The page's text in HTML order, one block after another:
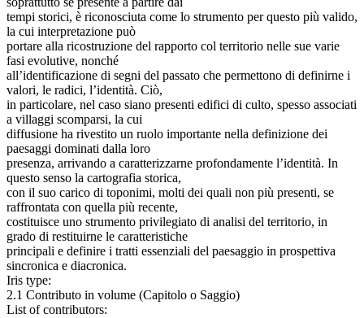
tempi storici, è riconosciuta come lo strumento per questo più valido,
la cui interpretazione può
portare alla ricostruzione del rapporto col territorio nelle sue varie
fasi evolutive, nonché
all’identificazione di segni del passato che permettono di definirne i
valori, le radici, l’identità. Ciò,
in particolare, nel caso siano presenti edifici di culto, spesso associati
a villaggi scomparsi, la cui
diffusione ha rivestito un ruolo importante nella definizione dei
paesaggi dominati dalla loro
presenza, arrivando a caratterizzarne profondamente l’identità. In
questo senso la cartografia storica,
con il suo carico di toponimi, molti dei quali non più presenti, se
raffrontata con quella più recente,
costituisce uno strumento privilegiato di analisi del territorio, in
grado di restituirne le caratteristiche
principali e definire i tratti essenziali del paesaggio in prospettiva
sincronica e diacronica.
Iris type:
2.1 Contributo in volume (Capitolo o Saggio)
List of contributors: